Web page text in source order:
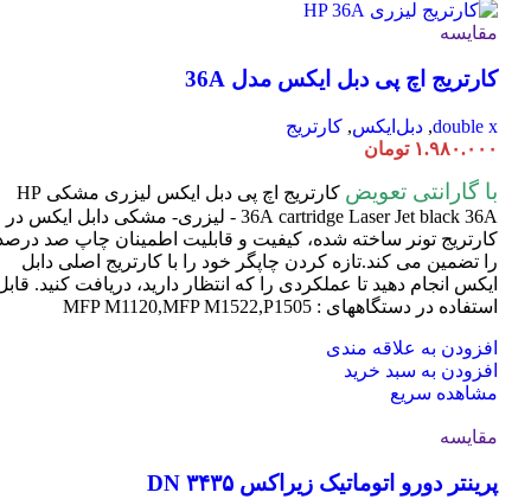
مقایسه
کارتریج اچ پی دبل ایکس مدل 36A
double x
, دبل‌ایکس, کارتریج
۱.۹۸۰.۰۰۰ تومان
با گارانتی تعویض
کارتریج اچ پی دبل ایکس لیزری مشکی HP
36A cartridge Laser
Jet black 36A - لیزری- مشکی دابل ایکس در
کارتریج تونر ساخته شده، کیفیت و قابلیت اطمینان چاپ صد
را تضمین می کند.تازه کردن چاپگر خود را با کارتریج اصلی دابل
ایکس انجام دهید تا عملکردی را که انتظار دارید، دریافت کنید.
استفاده در دستگاههای : MFP M1120,MFP M1522,P1505
افزودن به علاقه مندی
افزودن به سبد خرید
مشاهده سریع
مقایسه
پرینتر دورو اتوماتیک زیراکس DN ۳۴۳۵